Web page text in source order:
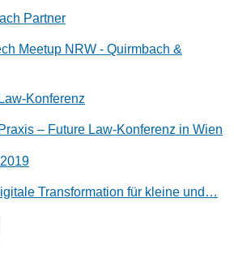
Meetup NRW - Quirmbach &
– Future Law-Konferenz in Wien
Transformation für kleine und…